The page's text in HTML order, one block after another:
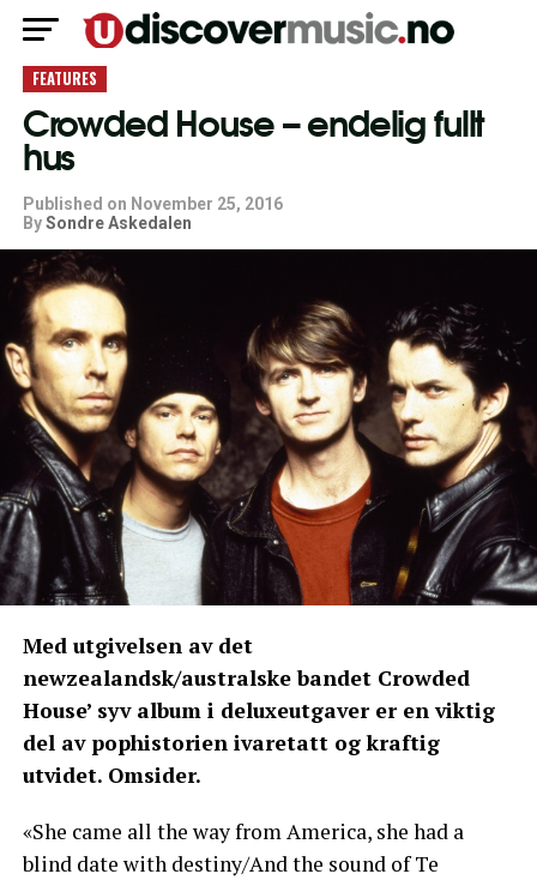
FEATURES
Crowded House – endelig fullt
hus
Published on November 25, 2016
By Sondre Askedalen
Med utgivelsen av det
newzealandsk/australske bandet Crowded
House’ syv album i deluxeutgaver er en viktig
del av pophistorien ivaretatt og kraftig
utvidet. Omsider.
«She came all the way from America, she had a
blind date with destiny/And the sound of Te